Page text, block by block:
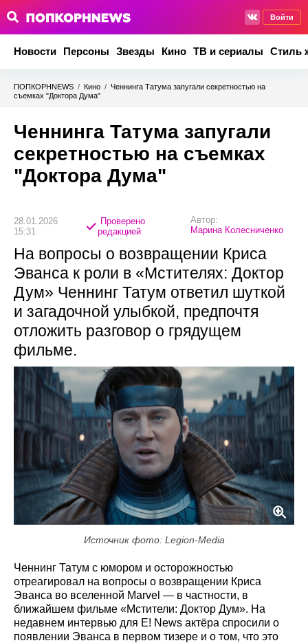
Войти
Новости Персоны Звезды Кино ТВ и сериалы Стиль
ПОПКОРНNEWS / Кино / Ченнинга Татума запугали секретностью на
съемках "Доктора Дума"
Ченнинга Татума запугали
секретностью на съемках
"Доктора Дума"
28.01.2026
15:31
Проверено
редакцией
Автор:
Марина Колесниченко
На вопросы о возвращении Криса
Эванса к роли в «Мстителях: Доктор
Дум» Ченнинг Татум ответил шуткой
и загадочной улыбкой, предпочтя
отложить разговор о грядущем
фильме.
Источник фото: Legion-Media
Ченнинг Татум с юмором и осторожностью
отреагировал на вопросы о возвращении Криса
Эванса во вселенной Marvel — в частности, в
ближайшем фильме «Мстители: Доктор Дум». На
недавнем интервью для E! News актёра спросили о
появлении Эванса в первом тизере и о том, что это